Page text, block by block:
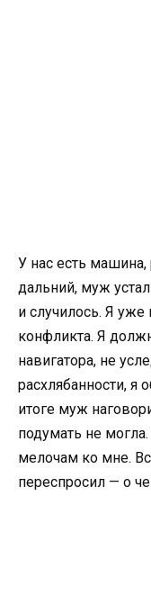
У нас есть машина,
дальний, муж
и случилось. Я
конфликта. Я
навигатора, не
расхлябанности, я
итоге муж
подумать не
мелочам ко мне.
переспросил — о